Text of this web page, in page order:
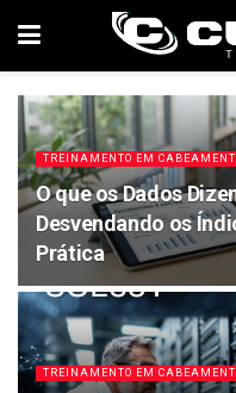
TREINAMENTO EM
O que os Dados
Desvendando os
Prática
TREINAMENTO EM